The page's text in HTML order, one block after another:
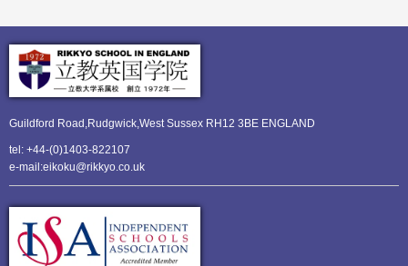
Guildford Road,Rudgwick,West Sussex RH12 3BE ENGLAND
tel: +44-(0)1403-822107
e-mail:eikoku@rikkyo.co.uk